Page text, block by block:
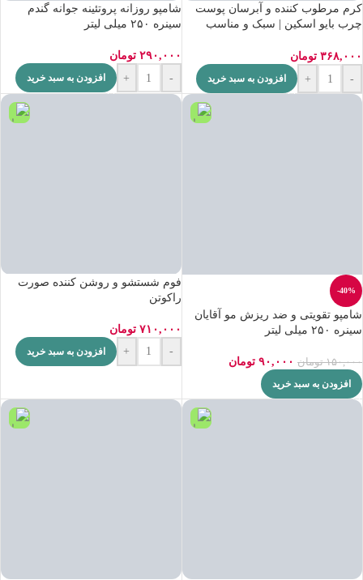
کرم مرطوب کننده و آبرسان پوست
چرب بایو اسکین | سبک و مناسب
۳۶۸,۰۰۰ تومان
-
+ افزودن به سبد خرید
شامپو روزانه پروتئینه جوانه گندم
سینره ۲۵۰ میلی لیتر
۲۹۰,۰۰۰ تومان
-
+ افزودن به سبد خرید
-40%
شامپو تقویتی و ضد ریزش مو آقایان
سینره ۲۵۰ میلی لیتر
۱۵۰,۰۰۰ تومان ۹۰,۰۰۰ تومان
افزودن به سبد خرید
فوم شستشو و روشن کننده صورت
راکوتن
۷۱۰,۰۰۰ تومان
-
+ افزودن به سبد خرید